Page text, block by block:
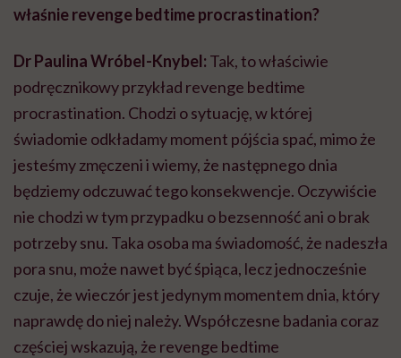
właśnie revenge bedtime procrastination?
Dr Paulina Wróbel-Knybel: Tak, to właściwie
podręcznikowy przykład revenge bedtime
procrastination. Chodzi o sytuację, w której
świadomie odkładamy moment pójścia spać, mimo że
jesteśmy zmęczeni i wiemy, że następnego dnia
będziemy odczuwać tego konsekwencje. Oczywiście
nie chodzi w tym przypadku o bezsenność ani o brak
potrzeby snu. Taka osoba ma świadomość, że nadeszła
pora snu, może nawet być śpiąca, lecz jednocześnie
czuje, że wieczór jest jedynym momentem dnia, który
naprawdę do niej należy. Współczesne badania coraz
częściej wskazują, że revenge bedtime